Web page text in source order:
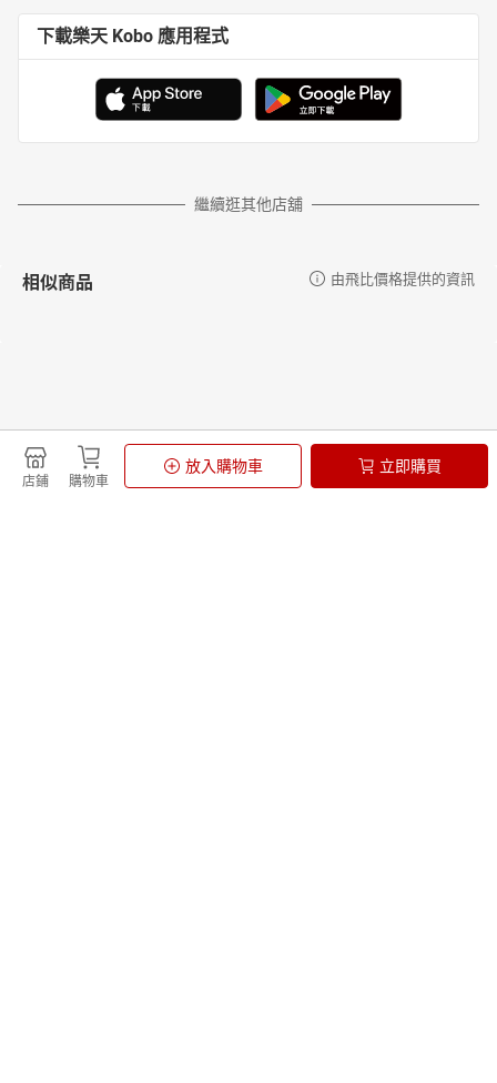
店鋪 購物車
放入購物車 立即購買
下載樂天 Kobo 應用程式
繼續逛其他店舖
相似商品 由飛比價格提供的資訊
更多推薦 由飛比價格提供的資訊